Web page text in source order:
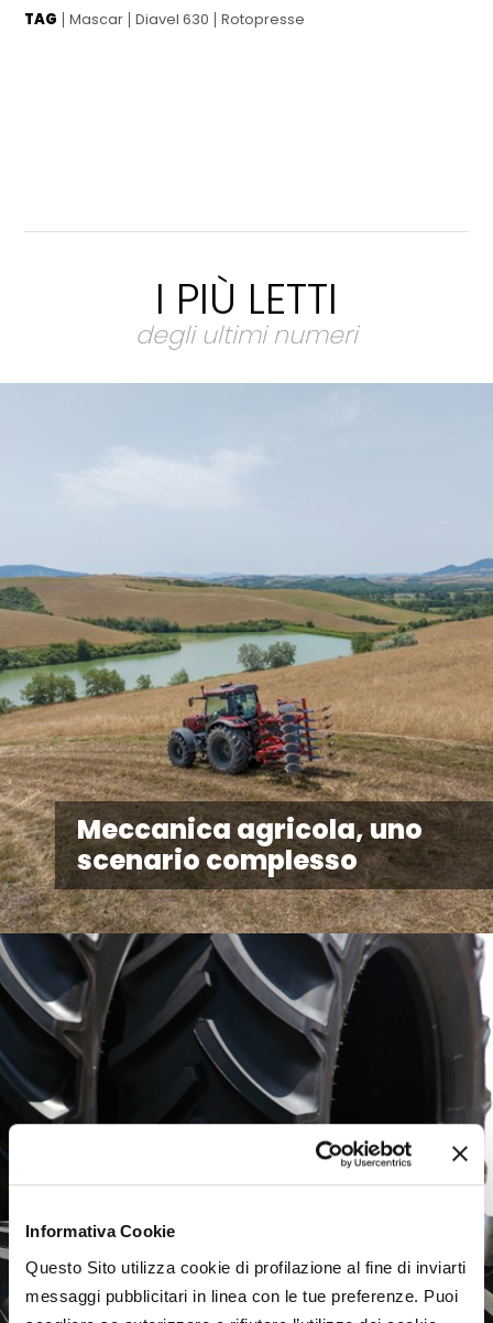
Informativa Cookie
Questo Sito utilizza cookie di profilazione al fine di inviarti
messaggi pubblicitari in linea con le tue preferenze. Puoi
TAG Mascar Diavel 630 Rotopresse
I PIÙ LETTI
degli ultimi numeri
Meccanica agricola, uno
scenario complesso